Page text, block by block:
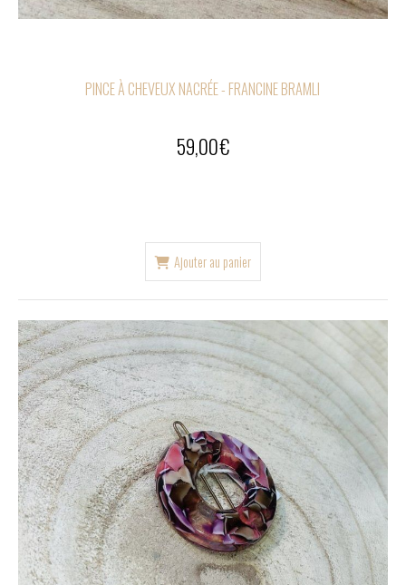
PINCE À CHEVEUX NACRÉE - FRANCINE BRAMLI
59,00€
Ajouter au panier